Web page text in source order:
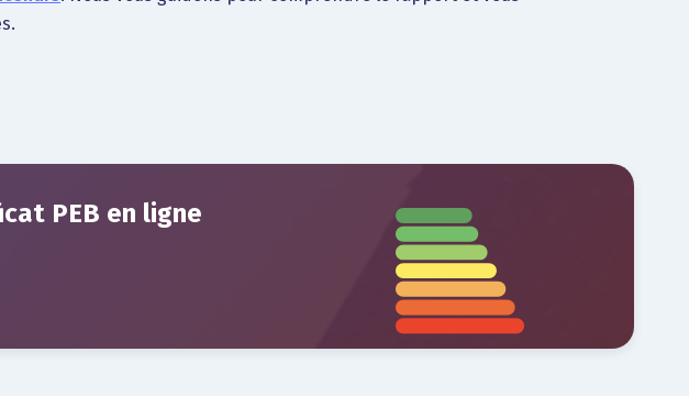
PEB en ligne